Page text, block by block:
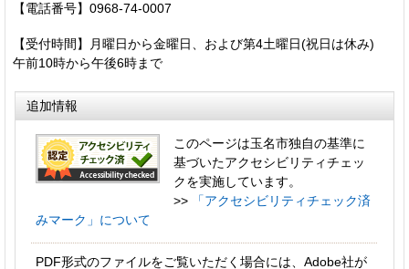
【電話番号】0968-74-0007
【受付時間】月曜日から金曜日、および第4土曜日(祝日は休み)
午前10時から午後6時まで
追加情報
このページは玉名市独自の基準に
基づいたアクセシビリティチェッ
クを実施しています。
>>
「アクセシビリティチェック済
みマーク」について
PDF形式のファイルをご覧いただく場合には、Adobe社が